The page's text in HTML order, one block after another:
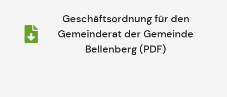
Geschäftsordnung für den
Gemeinderat der Gemeinde
Bellenberg (PDF)